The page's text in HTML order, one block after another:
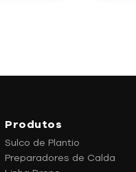
Produtos
Sulco de Plantio
Preparadores de Calda